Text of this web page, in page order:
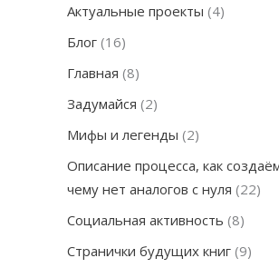
Актуальные проекты (4)
Блог (16)
Главная (8)
Задумайся (2)
Мифы и легенды (2)
Описание процесса, как
чему нет аналогов с нуля (22)
Социальная активность (8)
Странички будущих книг (9)